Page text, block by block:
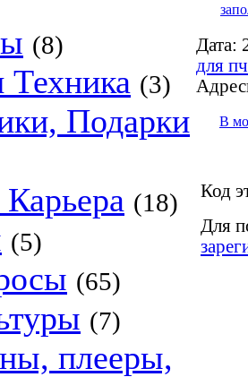
(8)
Техника (3)
Подарки
(18)
(5)
(65)
(7)
плееры,
Дата:
для пч
В
Код
Для